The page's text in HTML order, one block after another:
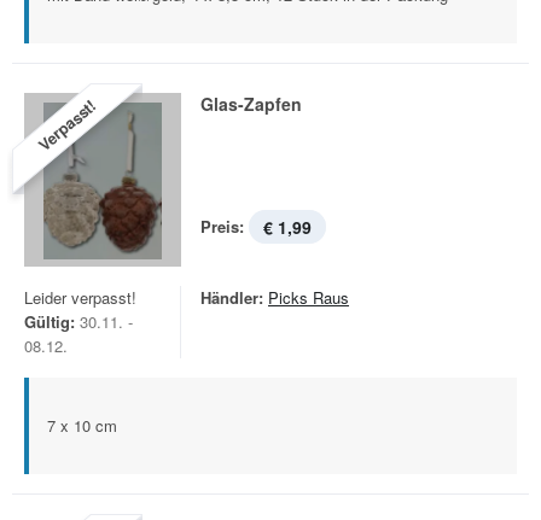
Verpasst! Glas-Zapfen
Preis: € 1,99
Leider verpasst!
Gültig: 30.11. -
08.12.
Händler: Picks Raus
7 x 10 cm